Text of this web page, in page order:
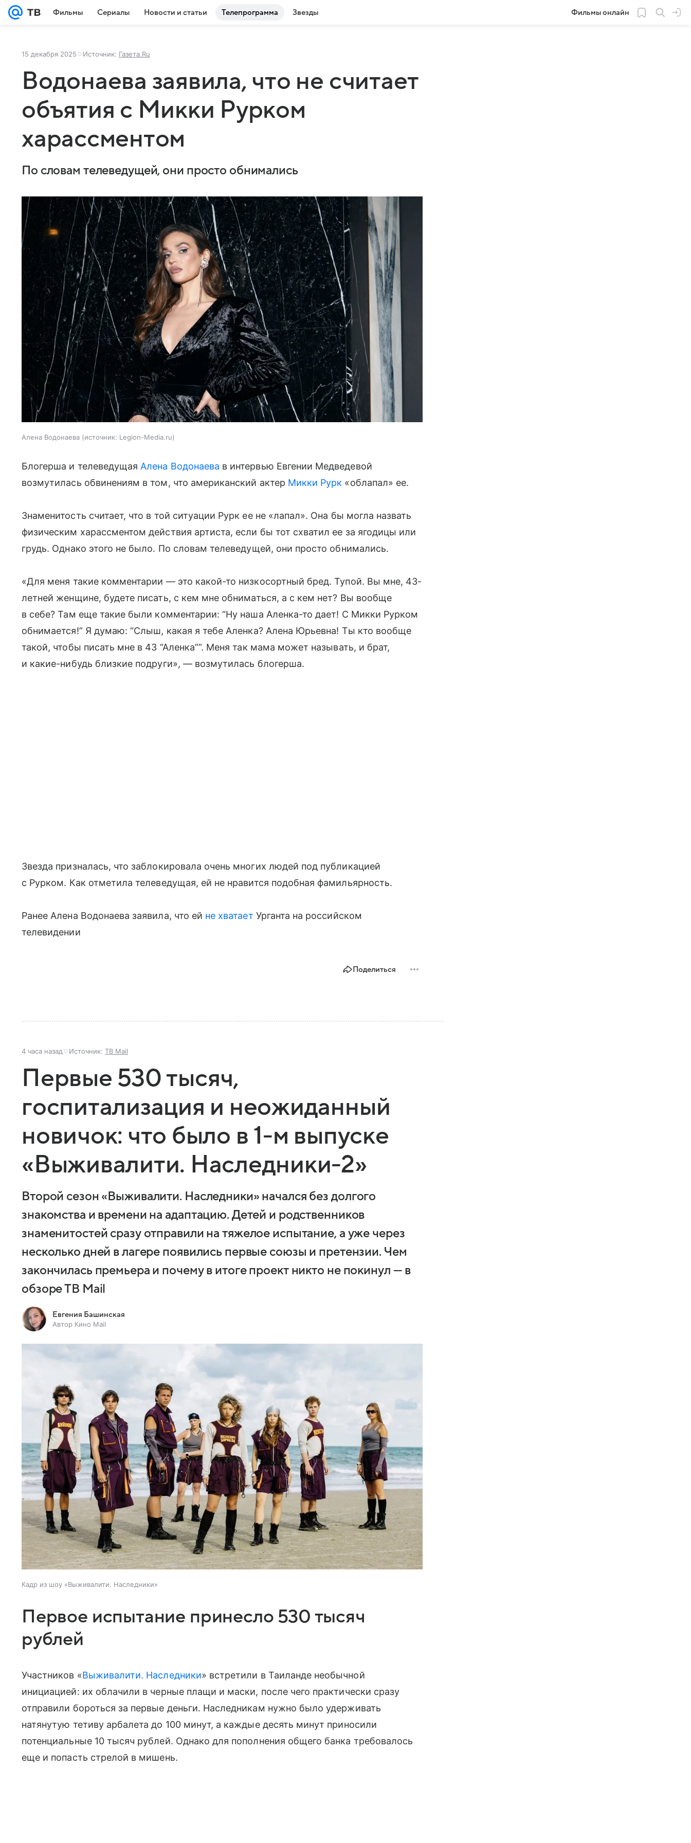
Фильмы Сериалы Новости и статьи Телепрограмма Звезды Фильмы онлайн
15 декабря 2025 Источник: Газета.Ru
Водонаева заявила, что не считает
объятия с Микки Рурком
харассментом
По словам телеведущей, они просто обнимались
Алена Водонаева источник: Legion-Media.ru
Блогерша и телеведущая Алена Водонаева в интервью Евгении Медведевой
возмутилась обвинениям в том, что американский актер Микки Рурк «облапал» ее.
Знаменитость считает, что в той ситуации Рурк ее не «лапал». Она бы могла назвать
физическим харассментом действия артиста, если бы тот схватил ее за ягодицы или
грудь. Однако этого не было. По словам телеведущей, они просто обнимались.
«Для меня такие комментарии — это какой-то низкосортный бред. Тупой. Вы мне, 43-
летней женщине, будете писать, с кем мне обниматься, а с кем нет? Вы вообще
в себе? Там еще такие были комментарии: “Ну наша Аленка-то дает! С Микки Рурком
обнимается!” Я думаю: “Слыш, какая я тебе Аленка? Алена Юрьевна! Ты кто вообще
такой, чтобы писать мне в 43 “Аленка””. Меня так мама может называть, и брат,
и какие-нибудь близкие подруги», — возмутилась блогерша.
Звезда призналась, что заблокировала очень многих людей под публикацией
с Рурком. Как отметила телеведущая, ей не нравится подобная фамильярность.
Ранее Алена Водонаева заявила, что ей не хватает Урганта на российском
телевидении
Поделиться
4 часа назад Источник: ТВ Mail
Первые 530 тысяч,
госпитализация и неожиданный
новичок: что было в 1-м выпуске
«Выживалити. Наследники-2»
Второй сезон «Выживалити. Наследники» начался без долгого
знакомства и времени на адаптацию. Детей и родственников
знаменитостей сразу отправили на тяжелое испытание, а уже через
несколько дней в лагере появились первые союзы и претензии. Чем
закончилась премьера и почему в итоге проект никто не покинул — в
обзоре ТВ Mail
Евгения Башинская
Автор Кино Mail
Кадр из шоу «Выживалити. Наследники»
Первое испытание принесло 530 тысяч
рублей
Участников «Выживалити. Наследники» встретили в Таиланде необычной
инициацией: их облачили в черные плащи и маски, после чего практически сразу
отправили бороться за первые деньги. Наследникам нужно было удерживать
натянутую тетиву арбалета до 100 минут, а каждые десять минут приносили
потенциальные 10 тысяч рублей. Однако для пополнения общего банка требовалось
еще и попасть стрелой в мишень.